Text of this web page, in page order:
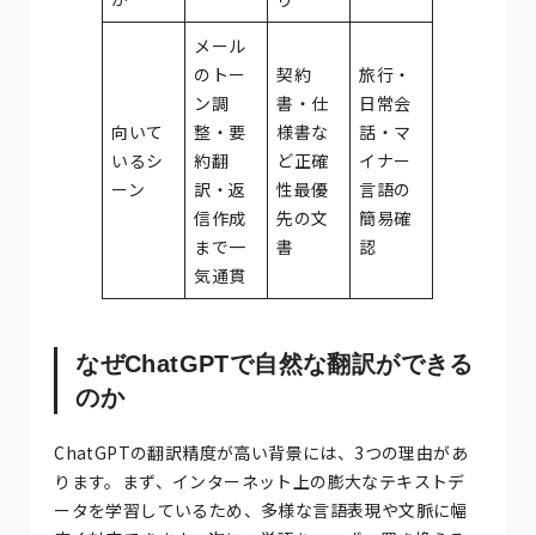
向いて
いるシ
ーン
メール
のトー
ン調
整・要
約翻
訳・返
信作成
まで一
気通貫
契約
書・仕
様書な
ど正確
性最優
先の文
書
旅行・
日常会
話・マ
イナー
言語の
簡易確
認
なぜChatGPTで自然な翻訳ができる
のか
ChatGPTの翻訳精度が高い背景には、3つの理由があ
ります。まず、インターネット上の膨大なテキストデ
ータを学習しているため、多様な言語表現や文脈に幅